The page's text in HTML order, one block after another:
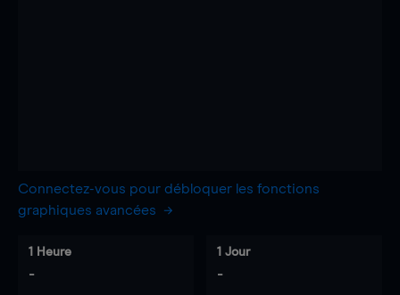
Connectez-vous pour débloquer les fonctions
graphiques avancées
1 Heure
-
1 Jour
-